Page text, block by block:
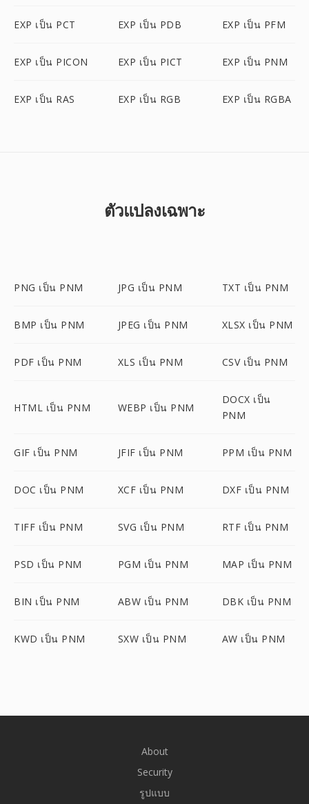
EXP เป็น PCT EXP เป็น PDB EXP เป็น PFM
EXP เป็น PICON EXP เป็น PICT EXP เป็น PNM
EXP เป็น RAS EXP เป็น RGB EXP เป็น RGBA
ตัวแปลงเฉพาะ
PNG เป็น PNM JPG เป็น PNM TXT เป็น PNM
BMP เป็น PNM JPEG เป็น PNM XLSX เป็น PNM
PDF เป็น PNM XLS เป็น PNM CSV เป็น PNM
HTML เป็น PNM WEBP เป็น PNM
DOCX เป็น
PNM
GIF เป็น PNM JFIF เป็น PNM PPM เป็น PNM
DOC เป็น PNM XCF เป็น PNM DXF เป็น PNM
TIFF เป็น PNM SVG เป็น PNM RTF เป็น PNM
PSD เป็น PNM PGM เป็น PNM MAP เป็น PNM
BIN เป็น PNM ABW เป็น PNM DBK เป็น PNM
KWD เป็น PNM SXW เป็น PNM AW เป็น PNM
About
Security
รูปแบบ